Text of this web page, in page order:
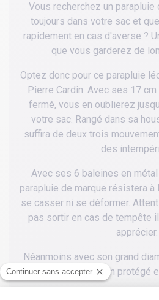
Vous recherchez un
toujours dans votre sac et
rapidement en cas d'averse ?
que vous garderez de
Optez donc pour ce parapluie
Pierre Cardin. Avec ses 17
fermé, vous en oublierez
votre sac. Rangé dans sa
suffira de deux trois
des
Avec ses 6 baleines en
parapluie de marque résistera à
se casser ni se déformer.
pas sortir en cas de tempête
apprécier.
Néanmoins avec son grand
vous serez bien protégé